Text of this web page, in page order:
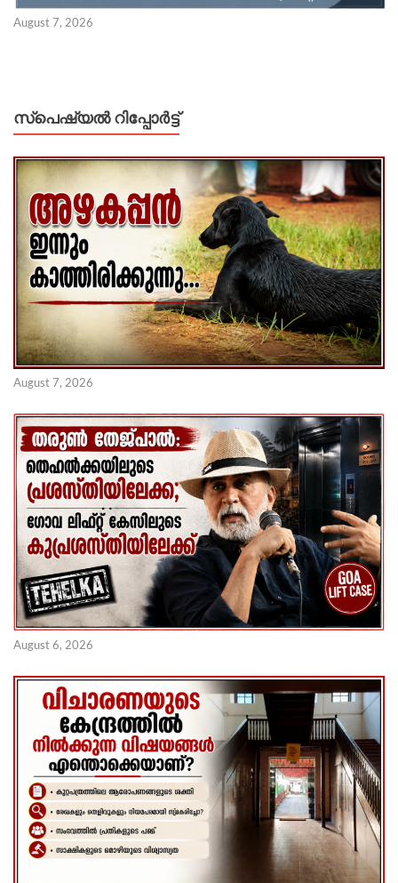
August 7, 2026
സ്പെഷ്യൽ റിപ്പോര്‍ട്ട്
August 7, 2026
August 6, 2026